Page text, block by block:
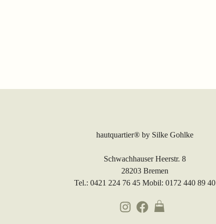
hautquartier®by Silke Gohlke
Schwachhauser Heerstr. 8
28203 Bremen
Tel.: 0421 224 76 45 Mobil: 0172 440 89 40